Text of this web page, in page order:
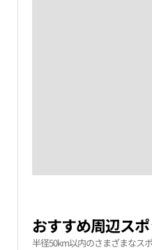
おすすめ周辺ス
半径50km以内のさまざまなス